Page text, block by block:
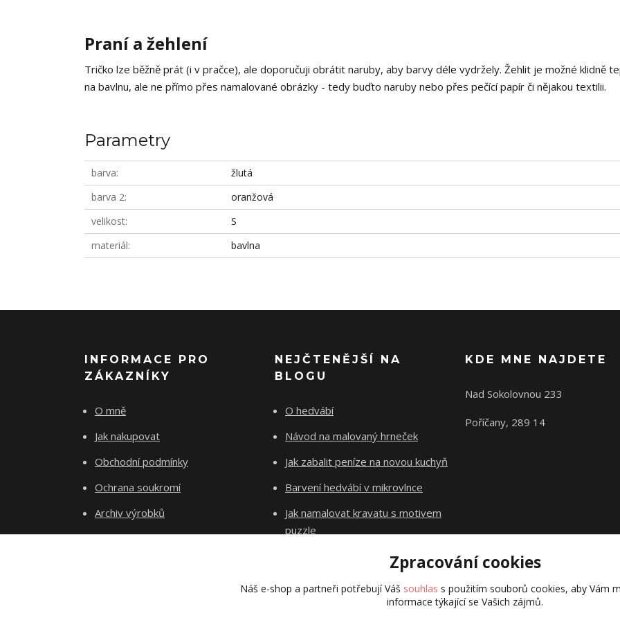
Praní a žehlení
Tričko lze běžně prát (i v pračce), ale doporučuji obrátit naruby, aby barvy déle vydržely. Žehlit je možné klidně
na bavlnu, ale ne přímo přes namalované obrázky - tedy buďto naruby nebo přes pečící papír či nějakou textilii.
Parametry
barva
žlutá
barva 2
oranžová
velikost
S
materiál
bavlna
INFORMACE PRO
ZÁKAZNÍKY
O mně
Jak nakupovat
Obchodní podmínky
Ochrana soukromí
Archiv výrobků
Kontakty
NEJČTENĚJŠÍ NA
BLOGU
O hedvábí
Návod na malovaný hrneček
Jak zabalit peníze na novou kuchyň
Barvení hedvábí v mikrovlnce
Jak namalovat kravatu s motivem
puzzle
KDE MNE NAJDETE
Nad Sokolovnou 233
Poříčany, 289 14
Původní stránky
Zpracování cookies
Náš e-shop a partneři potřebují Váš souhlas s použitím souborů cookies, aby Vám
informace týkající se Vašich zájmů.